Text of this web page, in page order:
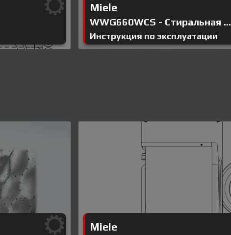
Miele
WWG660WCS - Стиральная ...
Инструкция по эксплуатации
Miele